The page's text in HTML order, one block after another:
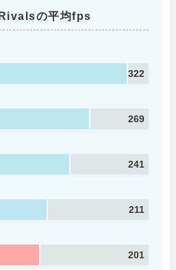
の平均fps
322
269
241
211
201